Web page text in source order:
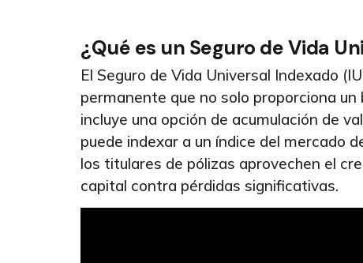
¿Qué es un Seguro de Vida
El Seguro de Vida Universal Indexado
permanente que no solo proporciona
incluye una opción de acumulación de
puede indexar a un índice del mercado
los titulares de pólizas aprovechen el
capital contra pérdidas significativas.